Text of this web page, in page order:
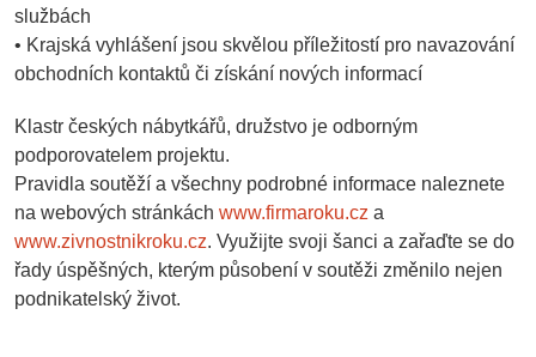
službách
• Krajská vyhlášení jsou skvělou příležitostí pro navazování
obchodních kontaktů či získání nových informací
Klastr českých nábytkářů, družstvo je odborným
podporovatelem projektu.
Pravidla soutěží a všechny podrobné informace naleznete
na webových stránkách www.firmaroku.cz a
www.zivnostnikroku.cz. Využijte svoji šanci a zařaďte se do
řady úspěšných, kterým působení v soutěži změnilo nejen
podnikatelský život.